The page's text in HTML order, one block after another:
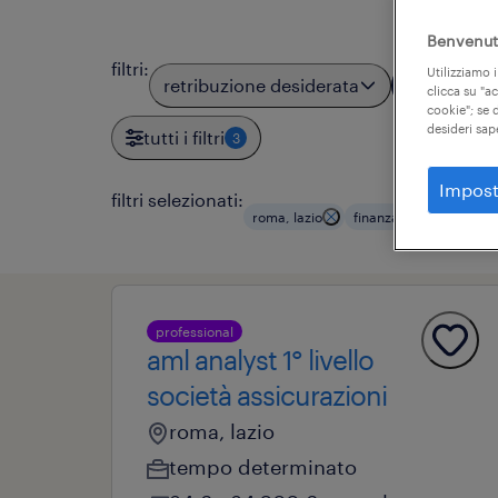
filtri:
retribuzione desiderata località
tutti i filtri 3
filtri selezionati:
roma, lazio finanza e assicurazioni
professional
aml analyst 1° livello
società assicurazioni
roma, lazio
tempo determinato
Utilizziamo
clicca su
cookie"; se
desideri